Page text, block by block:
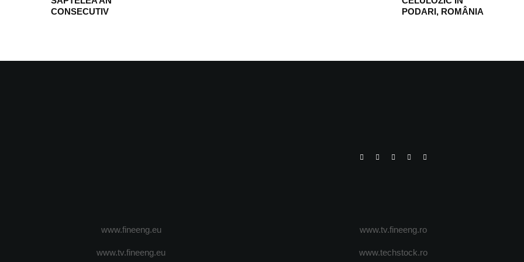
CONSECUTIV
PODARI, ROMÂNIA
www.fineeng.eu
www.tv.fineeng.eu
www.tv.fineeng.ro
www.techstock.ro